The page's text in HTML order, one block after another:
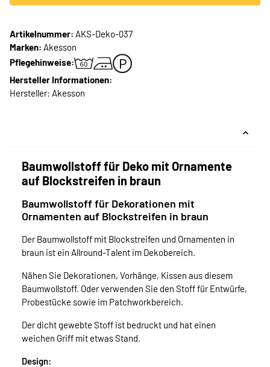
Artikelnummer: AKS-Deko-037
Marken: Akesson
Pflegehinweise:
Hersteller Informationen:
Hersteller: Akesson
Baumwollstoff für Deko mit Ornamente
auf Blockstreifen in braun
Baumwollstoff für Dekorationen mit
Ornamenten auf Blockstreifen in braun
Der Baumwollstoff mit Blockstreifen und Ornamenten in
braun ist ein Allround-Talent im Dekobereich.
Nähen Sie Dekorationen, Vorhänge, Kissen aus diesem
Baumwollstoff. Oder verwenden Sie den Stoff für Entwürfe,
Probestücke sowie im Patchworkbereich.
Der dicht gewebte Stoff ist bedruckt und hat einen
weichen Griff mit etwas Stand.
Design: